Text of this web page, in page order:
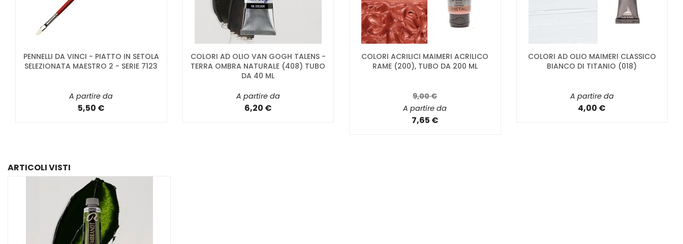
PENNELLI DA VINCI - PIATTO IN SETOLA
SELEZIONATA MAESTRO 2 - SERIE 7123
A partire da
5,50 €
COLORI AD OLIO VAN GOGH TALENS -
TERRA OMBRA NATURALE (408) TUBO
DA 40 ML
A partire da
6,20 €
COLORI ACRILICI MAIMERI ACRILICO
RAME (200), TUBO DA 200 ML
9,00 €
A partire da
7,65 €
COLORI AD OLIO MAIMERI CLASSICO
BIANCO DI TITANIO (018)
A partire da
4,00 €
ARTICOLI VISTI